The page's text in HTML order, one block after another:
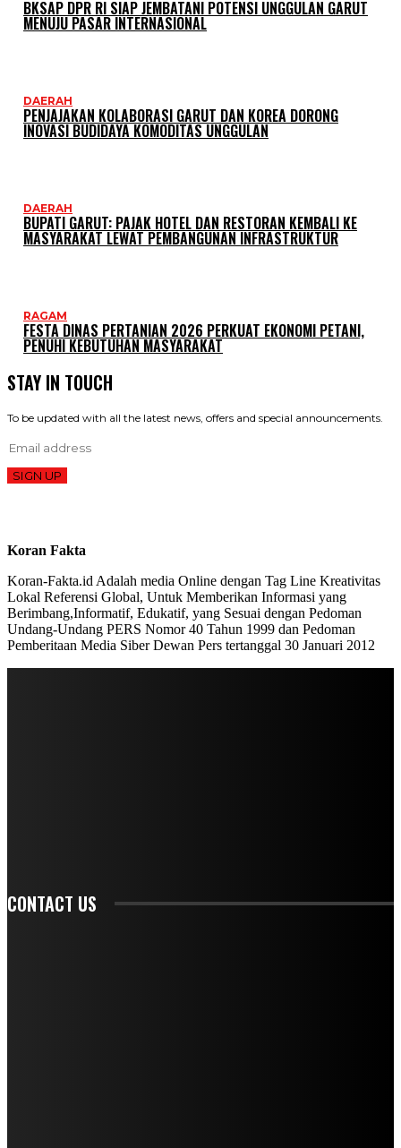
BKSAP DPR RI SIAP JEMBATANI POTENSI UNGGULAN GARUT
MENUJU PASAR INTERNASIONAL
DAERAH
PENJAJAKAN KOLABORASI GARUT DAN KOREA DORONG
INOVASI BUDIDAYA KOMODITAS UNGGULAN
DAERAH
BUPATI GARUT: PAJAK HOTEL DAN RESTORAN KEMBALI KE
MASYARAKAT LEWAT PEMBANGUNAN INFRASTRUKTUR
RAGAM
FESTA DINAS PERTANIAN 2026 PERKUAT EKONOMI PETANI,
PENUHI KEBUTUHAN MASYARAKAT
STAY IN TOUCH
To be updated with all the latest news, offers and special announcements.
SIGN UP
Koran Fakta
Koran-Fakta.id Adalah media Online dengan Tag Line Kreativitas
Lokal Referensi Global, Untuk Memberikan Informasi yang
Berimbang,Informatif, Edukatif, yang Sesuai dengan Pedoman
Undang-Undang PERS Nomor 40 Tahun 1999 dan Pedoman
Pemberitaan Media Siber Dewan Pers tertanggal 30 Januari 2012
CONTACT US